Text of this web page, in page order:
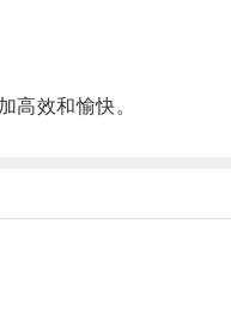
效和愉快。